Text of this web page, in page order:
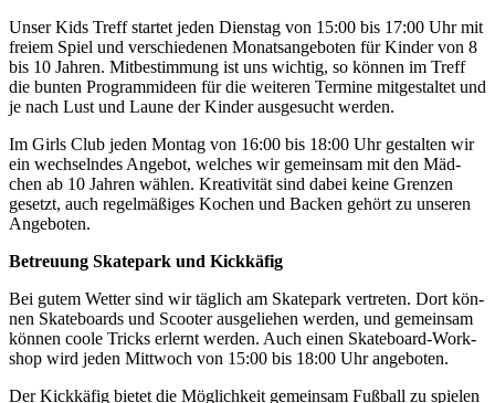
Unser Kids Treff star­tet jeden Diens­tag von 15:00 bis 17:00 Uhr mit
frei­em Spiel und ver­schie­de­nen Monats­an­ge­bo­ten für Kin­der von 8
bis 10 Jah­ren. Mit­be­stim­mung ist uns wich­tig, so kön­nen im Treff
die bun­ten Pro­gramm­ideen für die wei­te­ren Ter­mi­ne mit­ge­stal­tet und
je nach Lust und Lau­ne der Kin­der aus­ge­sucht werden.
Im Girls Club jeden Mon­tag von 16:00 bis 18:00 Uhr gestal­ten wir
ein wech­seln­des Ange­bot, wel­ches wir gemein­sam mit den Mäd­
chen ab 10 Jah­ren wäh­len. Krea­ti­vi­tät sind dabei kei­ne Gren­zen
gesetzt, auch regel­mä­ßi­ges Kochen und Backen gehört zu unse­ren
Angeboten.
Betreu­ung Skate­park und Kickkäfig
Bei gutem Wet­ter sind wir täg­lich am Skate­park ver­tre­ten. Dort kön­
nen Skate­boards und Scoo­ter aus­ge­lie­hen wer­den, und gemein­sam
kön­nen coo­le Tricks erlernt wer­den. Auch einen Ska­te­­board-Work­­
shop wird jeden Mitt­woch von 15:00 bis 18:00 Uhr angeboten.
Der Kick­kä­fig bie­tet die Mög­lich­keit gemein­sam Fuß­ball zu spie­len